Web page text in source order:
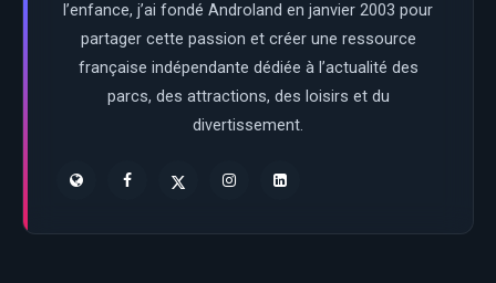
l’enfance, j’ai fondé Androland en janvier 2003 pour
partager cette passion et créer une ressource
française indépendante dédiée à l’actualité des
parcs, des attractions, des loisirs et du
divertissement.